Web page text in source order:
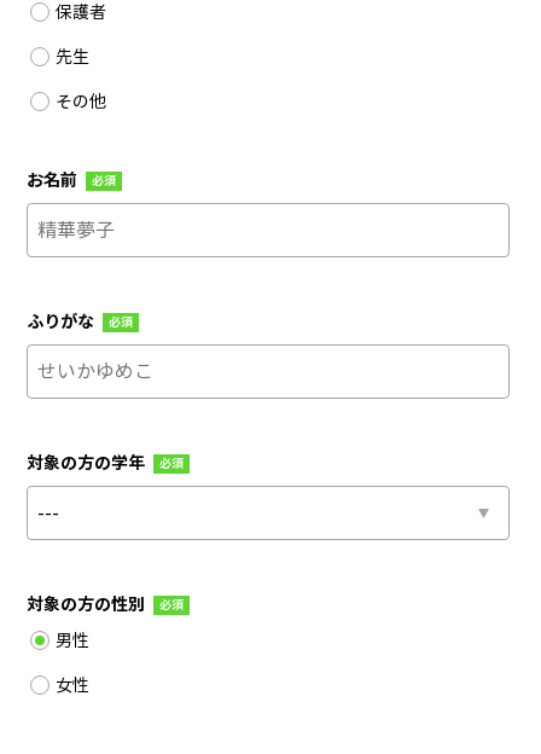
保護者
先生
その他
お名前 必須
ふりがな 必須
対象の方の学年 必須
対象の方の性別 必須
男性
女性